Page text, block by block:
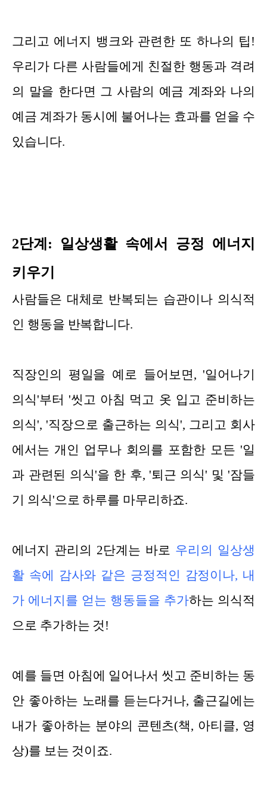
그리고 에너지 뱅크와 관련한 또 하나의 팁!
우리가 다른 사람들에게 친절한 행동과 격려
의 말을 한다면 그 사람의 예금 계좌와 나의
예금 계좌가 동시에 불어나는 효과를 얻을 수
있습니다.
2단계: 일상생활 속에서 긍정 에너지
키우기
사람들은 대체로 반복되는 습관이나 의식적
인 행동을 반복합니다.
직장인의 평일을 예로 들어보면, '일어나기
의식'부터 '씻고 아침 먹고 옷 입고 준비하는
의식', '직장으로 출근하는 의식', 그리고 회사
에서는 개인 업무나 회의를 포함한 모든 '일
과 관련된 의식'을 한 후, '퇴근 의식' 및 '잠들
기 의식'으로 하루를 마무리하죠.
에너지 관리의 2단계는 바로 우리의 일상생
활 속에 감사와 같은 긍정적인 감정이나, 내
가 에너지를 얻는 행동들을 추가하는 의식적
으로 추가하는 것!
예를 들면 아침에 일어나서 씻고 준비하는 동
안 좋아하는 노래를 듣는다거나, 출근길에는
내가 좋아하는 분야의 콘텐츠(책, 아티클, 영
상)를 보는 것이죠.